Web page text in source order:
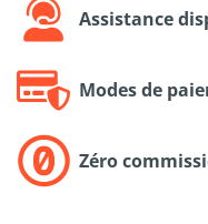
Assistance
Modes de
Zéro